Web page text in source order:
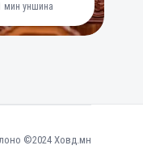
мин уншина
©2024 Ховд.мн